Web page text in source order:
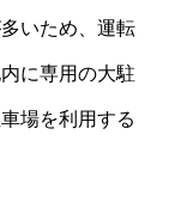
いため、運転
に専用の大駐
場を利用する